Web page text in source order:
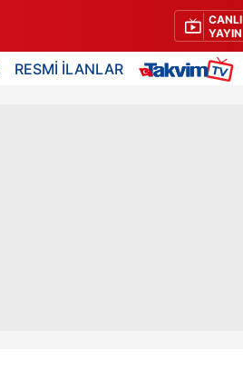
CANLI
YAYIN
RESMİ İLANLAR